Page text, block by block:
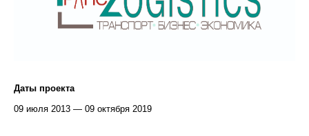
Даты проекта
09 июля 2013 — 09 октября 2019